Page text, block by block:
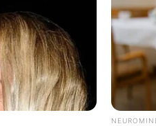
LINE
karirnya sejak tahun
di Youtube.
lebih dahulu memulai karirnya di